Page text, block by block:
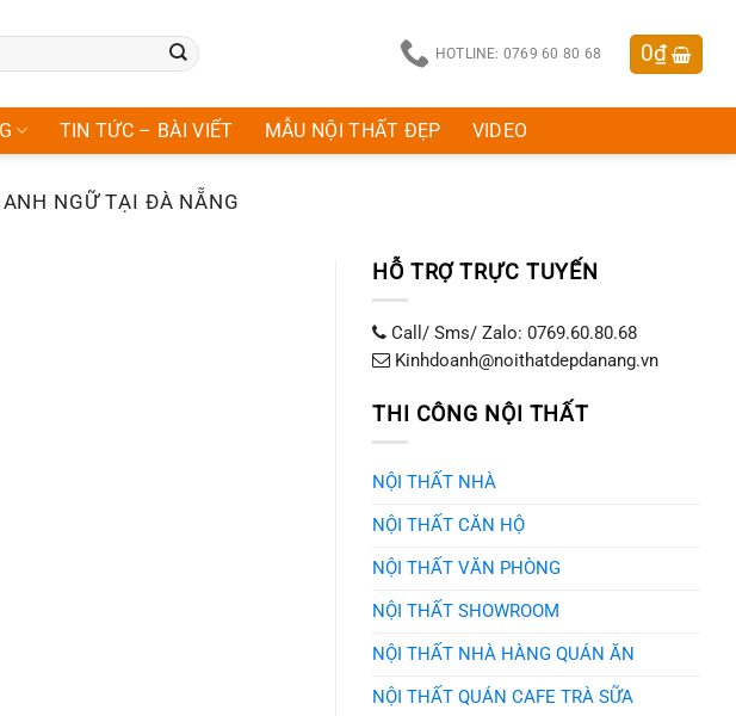
HOTLINE: 0769 60 80 68 0₫
TIN TỨC – BÀI VIẾT MẪU NỘI THẤT ĐẸP VIDEO
NGỮ TẠI ĐÀ NẴNG
HỖ TRỢ TRỰC TUYẾN
Call/ Sms/ Zalo: 0769.60.80.68
Kinhdoanh@noithatdepdanang.vn
THI CÔNG NỘI THẤT
NỘI THẤT NHÀ
NỘI THẤT CĂN HỘ
NỘI THẤT VĂN PHÒNG
NỘI THẤT SHOWROOM
NỘI THẤT NHÀ HÀNG QUÁN ĂN
NỘI THẤT QUÁN CAFE TRÀ SỮA